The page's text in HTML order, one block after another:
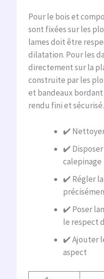
Pour le bois et
sont fixées sur les
lames doit être
dilatation. Pour les
directement sur la
construite par les
et bandeaux
rendu fini et sécurisé.
✔️
✔️
calepinage
✔️ Régler
✔️ Poser
le respect
✔️ Ajouter
aspect